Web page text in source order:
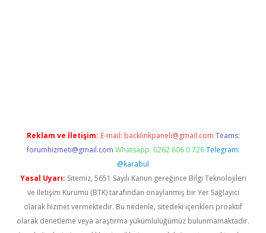
Reklam ve İletişim: E-mail: backlinkpaneli@gmail.com Teams:
forumhizmeti@gmail.com Whatsapp: 0262 606 0 726 Telegram:
@karabul
Yasal Uyarı: Sitemiz, 5651 Sayılı Kanun gereğince Bilgi Teknolojileri
ve İletişim Kurumu (BTK) tarafından onaylanmış bir Yer Sağlayıcı
olarak hizmet vermektedir. Bu nedenle, sitedeki içerikleri proaktif
olarak denetleme veya araştırma yükümlülüğümüz bulunmamaktadır.